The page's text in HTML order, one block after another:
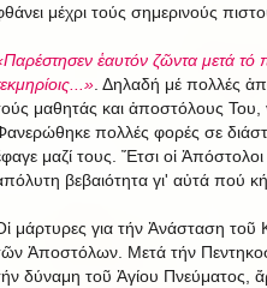
μέχρι τούς σημερινούς
ἑαυτόν ζῶντα μετά τό
. Δηλαδή μέ πολλές
μαθητάς και ἀποστόλους Του,
πολλές φορές σε
μαζί τους. Ἔτσι οἱ
βεβαιότητα γι' αὐτά πού
μάρτυρες για τήν Ἀνάσταση τοῦ
Ἀποστόλων. Μετά τήν
δύναμη τοῦ Ἁγίου Πνεύματος,